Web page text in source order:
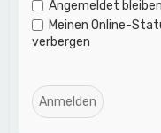
Angemeldet bleiben
Meinen Online-
verbergen